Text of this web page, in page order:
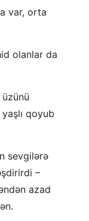
var, orta
olanlar da
üzünü
qoyub
sevgilərə
–
azad